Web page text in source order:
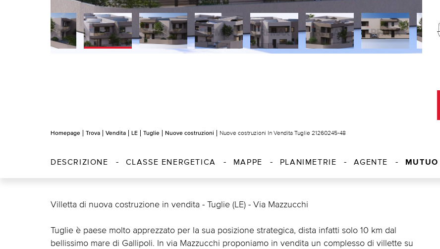
Homepage Trova Vendita LE Tuglie Nuove costruzioni Nuove costruzioni In Vendita Tuglie 21260245-48
DESCRIZIONE CLASSE ENERGETICA MAPPE PLANIMETRIE AGENTE MUTUO
Villetta di nuova costruzione in vendita - Tuglie (LE) - Via Mazzucchi
Tuglie è paese molto apprezzato per la sua posizione strategica, dista infatti solo 10 km dal
bellissimo mare di Gallipoli. In via Mazzucchi proponiamo in vendita un complesso di villette su